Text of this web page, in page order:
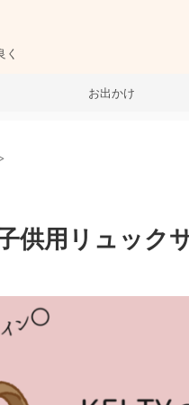
お出かけ
供用リュック